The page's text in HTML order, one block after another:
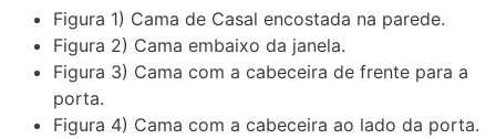
Figura 1) Cama de Casal encostada na parede.
Figura 2) Cama embaixo da janela.
Figura 3) Cama com a cabeceira de frente para a
porta.
Figura 4) Cama com a cabeceira ao lado da porta.